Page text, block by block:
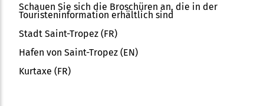
Schauen Sie sich die Broschüren an, die in der
Touristeninformation erhältlich sind
Stadt Saint-Tropez (FR)
Hafen von Saint-Tropez (EN)
Kurtaxe (FR)